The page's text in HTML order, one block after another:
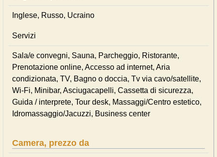
Inglese, Russo, Ucraino
Servizi
Sala/e convegni, Sauna, Parcheggio, Ristorante,
Prenotazione online, Accesso ad internet, Aria
condizionata, TV, Bagno o doccia, Tv via cavo/satellite,
Wi-Fi, Minibar, Asciugacapelli, Cassetta di sicurezza,
Guida / interprete, Tour desk, Massaggi/Centro estetico,
Idromassaggio/Jacuzzi, Business center
Camera, prezzo da